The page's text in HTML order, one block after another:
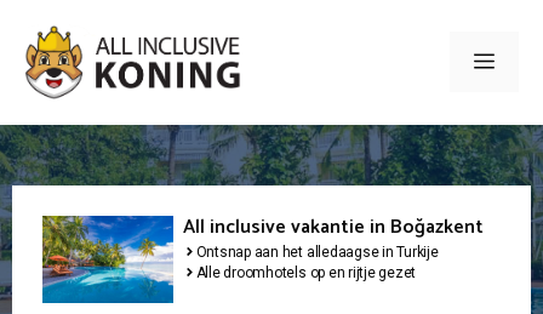
naar
inhoud
Menu
All inclusive vakantie in Boğazkent
Ontsnap aan het alledaagse in Turkije
Alle droomhotels op en rijtje gezet